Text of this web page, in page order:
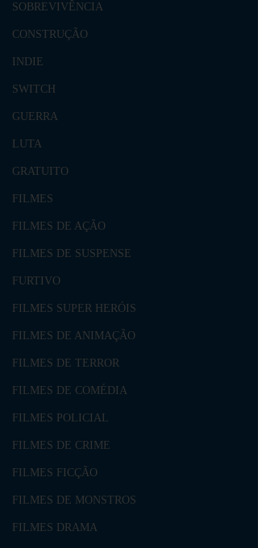
SOBREVIVÊNCIA
CONSTRUÇÃO
INDIE
SWITCH
GUERRA
LUTA
GRATUITO
FILMES
FILMES DE AÇÃO
FILMES DE SUSPENSE
FURTIVO
FILMES SUPER HERÓIS
FILMES DE ANIMAÇÃO
FILMES DE TERROR
FILMES DE COMÉDIA
FILMES POLICIAL
FILMES DE CRIME
FILMES FICÇÃO
FILMES DE MONSTROS
FILMES DRAMA